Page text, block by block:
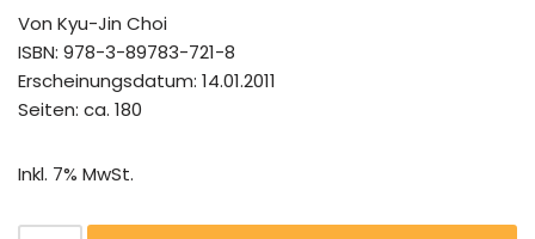
Von Kyu-Jin Choi
ISBN: 978-3-89783-721-8
Erscheinungsdatum: 14.01.2011
Seiten: ca. 180
Inkl. 7% MwSt.